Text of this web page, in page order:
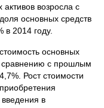
возросла с
основных средств
2014 году.
основных
сравнению с прошлым
Рост стоимости
в